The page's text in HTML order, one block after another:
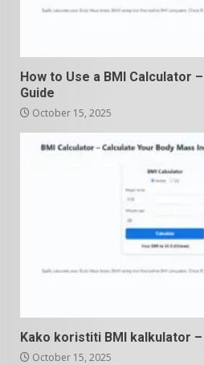
How to Use a BMI Calculator
Guide
October 15, 2025
Kako koristiti BMI kalkulator
October 15, 2025